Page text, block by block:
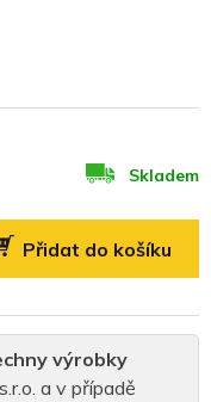
výrobky
a v případě
Skladem
Přidat do košíku